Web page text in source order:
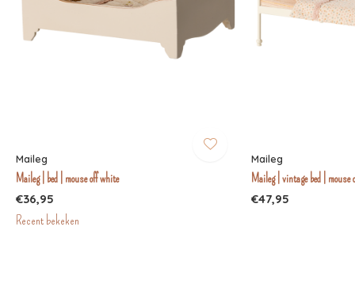
Maileg
Maileg | bed | mouse off white
€36,95
Maileg
Maileg | vintage bed | mouse
€47,95
Recent bekeken